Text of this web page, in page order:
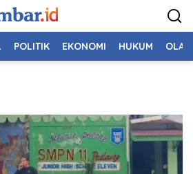
POLITIK EKONOMI HUKUM